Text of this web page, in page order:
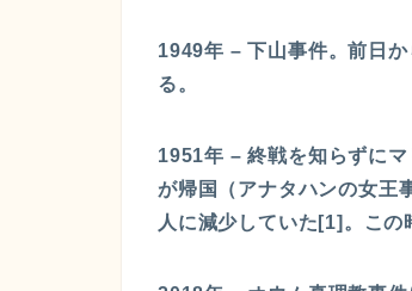
1949年 – 下山事件。前日
る。
1951年 – 終戦を知らずに
が帰国（アナタハンの女
人に減少していた[1]。この